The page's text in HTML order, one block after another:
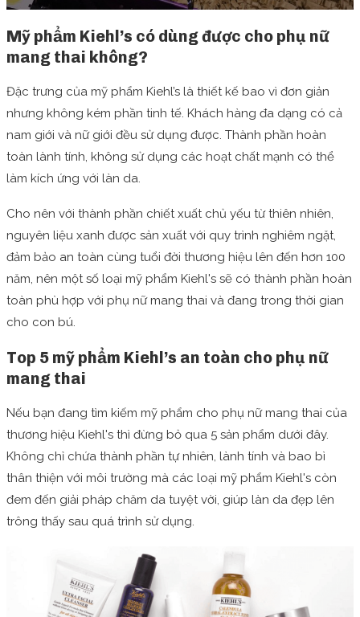
Mỹ phẩm Kiehl’s có dùng được cho phụ nữ
mang thai không?
Đặc trưng của mỹ phẩm Kiehl’s là thiết kế bao vì đơn giản
nhưng không kém phần tinh tế. Khách hàng đa dạng có cả
nam giới và nữ giới đều sử dụng được. Thành phần hoàn
toàn lành tính, không sử dụng các hoạt chất mạnh có thể
làm kích ứng với làn da.
Cho nên với thành phần chiết xuất chủ yếu từ thiên nhiên,
nguyên liệu xanh được sản xuất với quy trình nghiêm ngặt,
đảm bảo an toàn cùng tuổi đời thương hiệu lên đến hơn 100
năm, nên một số loại mỹ phẩm Kiehl's sẽ có thành phần hoàn
toàn phù hợp với phụ nữ mang thai và đang trong thời gian
cho con bú.
Top 5 mỹ phẩm Kiehl’s an toàn cho phụ nữ
mang thai
Nếu bạn đang tìm kiếm mỹ phẩm cho phụ nữ mang thai của
thương hiệu Kiehl's thì đừng bỏ qua 5 sản phẩm dưới đây.
Không chỉ chứa thành phần tự nhiên, lành tính và bao bì
thân thiện với môi trường mà các loại mỹ phẩm Kiehl's còn
đem đến giải pháp chăm da tuyệt vời, giúp làn da đẹp lên
trông thấy sau quá trình sử dụng.